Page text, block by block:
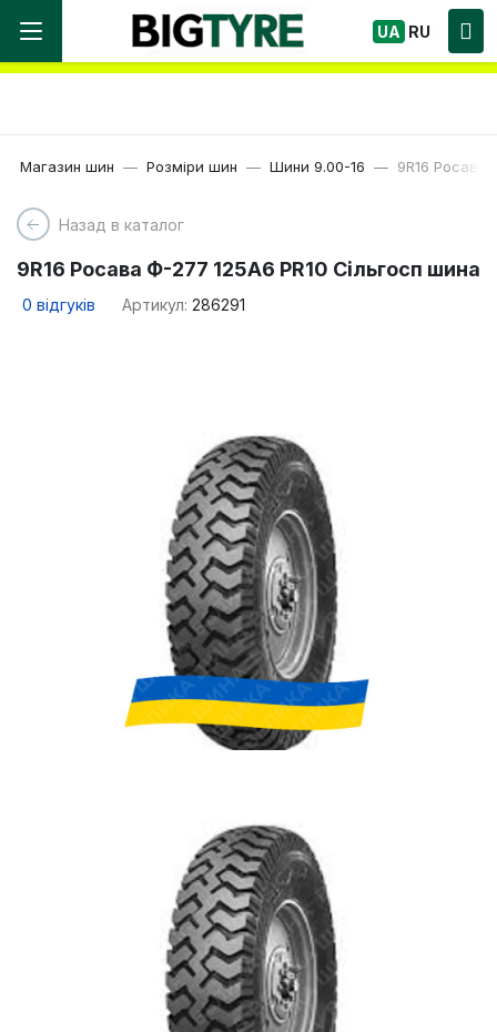
Ми працюємо! Великий вибір Шин, швидка
доставка по Україні!
UA RU
Магазин шин Розміри шин Шини 9.00-16 9R16 Росава
Назад в каталог
9R16 Росава Ф-277 125A6 PR10 Сільгосп шина
0 відгуків Артикул: 286291